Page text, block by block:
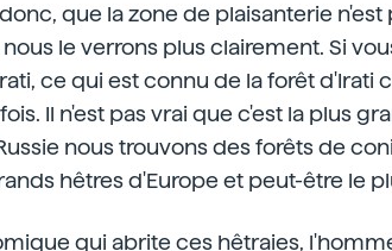
que la zone de plaisanterie n'est
le verrons plus clairement. Si
ce qui est connu de la forêt d'Irati
Il n'est pas vrai que c'est la plus
nous trouvons des forêts de
hêtres d'Europe et peut-être le
qui abrite ces hêtraies,